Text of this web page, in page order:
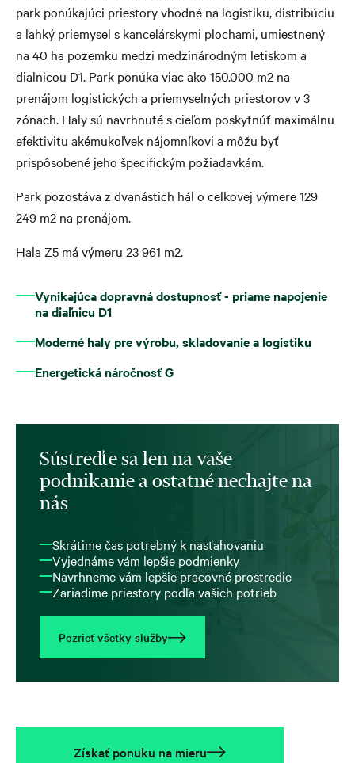
park ponúkajúci priestory vhodné na logistiku, distribúciu
a ľahký priemysel s kancelárskymi plochami, umiestnený
na 40 ha pozemku medzi medzinárodným letiskom a
diaľnicou D1. Park ponúka viac ako 150.000 m2 na
prenájom logistických a priemyselných priestorov v 3
zónach. Haly sú navrhnuté s cieľom poskytnúť maximálnu
efektivitu akémukoľvek nájomníkovi a môžu byť
prispôsobené jeho špecifickým požiadavkám.
Park pozostáva z dvanástich hál o celkovej výmere 129
249 m2 na prenájom.
Hala Z5 má výmeru 23 961 m2.
Vynikajúca dopravná dostupnosť - priame napojenie
na diaľnicu D1
Moderné haly pre výrobu, skladovanie a logistiku
Energetická náročnosť G
Sústreďte sa len na vaše
podnikanie a ostatné nechajte na
nás
Skrátime čas potrebný k nasťahovaniu
Vyjednáme vám lepšie podmienky
Navrhneme vám lepšie pracovné prostredie
Zariadime priestory podľa vašich potrieb
Pozrieť všetky služby
Získať ponuku na mieru